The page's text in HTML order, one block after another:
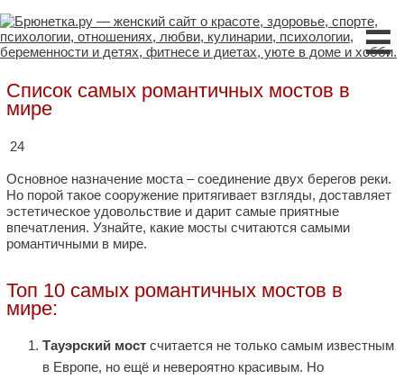
☰
Список самых романтичных мостов в
мире
24
Основное назначение моста – соединение двух берегов реки.
Но порой такое сооружение притягивает взгляды, доставляет
эстетическое удовольствие и дарит самые приятные
впечатления. Узнайте, какие мосты считаются самыми
романтичными в мире.
Топ 10 самых романтичных мостов в
мире:
Тауэрский мост считается не только самым известным
в Европе, но ещё и невероятно красивым. Но